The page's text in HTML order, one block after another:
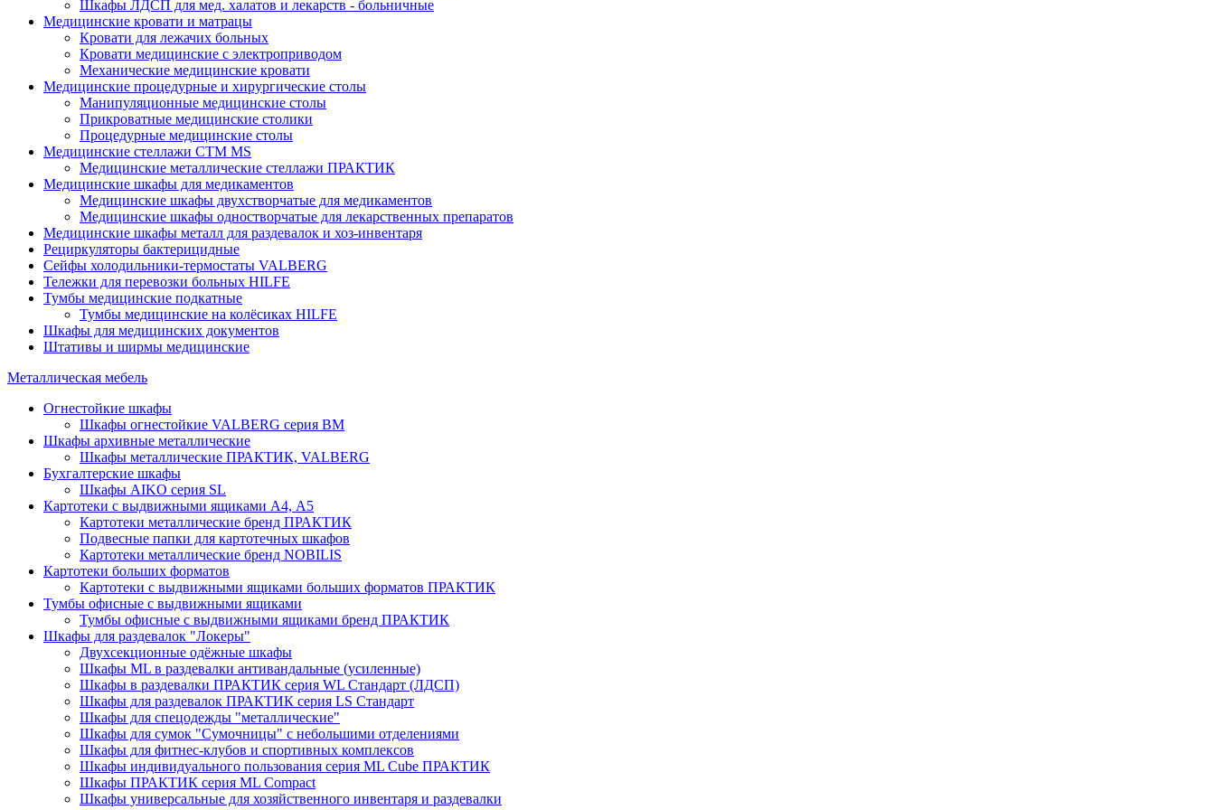
Шкафы ЛДСП для мед. халатов и лекарств - больничные
Медицинские кровати и матрацы
Кровати для лежачих больных
Кровати медицинские с электроприводом
Механические медицинские кровати
Медицинские процедурные и хирургические столы
Манипуляционные медицинские столы
Прикроватные медицинские столики
Процедурные медицинские столы
Медицинские стеллажи CTM MS
Медицинские металлические стеллажи ПРАКТИК
Медицинские шкафы для медикаментов
Медицинские шкафы двухстворчатые для медикаментов
Медицинские шкафы одностворчатые для лекарственных препаратов
Медицинские шкафы металл для раздевалок и хоз-инвентаря
Рециркуляторы бактерицидные
Сейфы холодильники-термостаты VALBERG
Тележки для перевозки больных HILFE
Тумбы медицинские подкатные
Тумбы медицинские на колёсиках HILFE
Шкафы для медицинских документов
Штативы и ширмы медицинские
Металлическая мебель
Огнестойкие шкафы
Шкафы огнестойкие VALBERG серия BM
Шкафы архивные металлические
Шкафы металлические ПРАКТИК, VALBERG
Бухгалтерские шкафы
Шкафы AIKO серия SL
Картотеки с выдвижными ящиками А4, А5
Картотеки металлические бренд ПРАКТИК
Подвесные папки для картотечных шкафов
Картотеки металлические бренд NOBILIS
Картотеки больших форматов
Картотеки с выдвижными ящиками больших форматов ПРАКТИК
Тумбы офисные с выдвижными ящиками
Тумбы офисные с выдвижными ящиками бренд ПРАКТИК
Шкафы для раздевалок "Локеры"
Двухсекционные одёжные шкафы
Шкафы ML в раздевалки антивандальные (усиленные)
Шкафы в раздевалки ПРАКТИК серия WL Стандарт (ЛДСП)
Шкафы для раздевалок ПРАКТИК серия LS Стандарт
Шкафы для спецодежды "металлические"
Шкафы для сумок "Сумочницы" с небольшими отделениями
Шкафы для фитнес-клубов и спортивных комплексов
Шкафы индивидуального пользования серия ML Cube ПРАКТИК
Шкафы ПРАКТИК серия ML Compact
Шкафы универсальные для хозяйственного инвентаря и раздевалки